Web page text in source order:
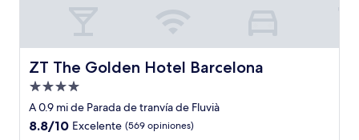
ZT The Golden Hotel Barcelona
ZT The Golden Hotel Barcelona
Propiedad
de
4.0
A 0.9 mi de Parada de tranvía de Fluvià
8.8
8.8/10 Excelente (569 opiniones)